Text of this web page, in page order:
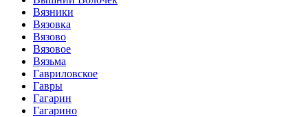
Вязники
Вязовка
Вязово
Вязовое
Вязьма
Гавриловское
Гавры
Гагарин
Гагарино